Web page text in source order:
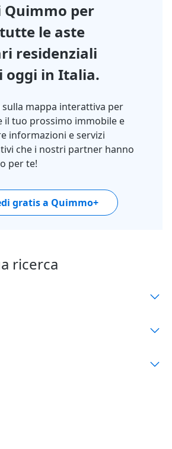
Quimmo per
le aste
residenziali
oggi in Italia.
sulla mappa interattiva per
il tuo prossimo immobile e
informazioni e servizi
che i nostri partner hanno
per te!
gratis a Quimmo+
ricerca